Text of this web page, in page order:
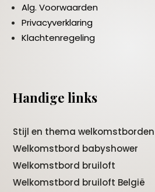
Alg. Voorwaarden
Privacyverklaring
Klachtenregeling
Handige links
Stijl en thema welkomstborden
Welkomstbord babyshower
Welkomstbord bruiloft
Welkomstbord bruiloft België